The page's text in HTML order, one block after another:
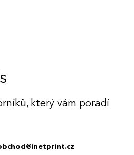
který vám poradí